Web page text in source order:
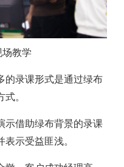
教学
的录课形式是通过绿布
。
示借助绿布背景的录课
示受益匪浅。